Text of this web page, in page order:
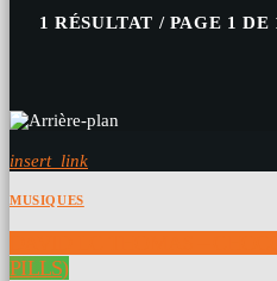
1 RÉSULTAT / PAGE 1 DE
insert_link
MUSIQUES
DAVID LC THOMAS –
PILLS)